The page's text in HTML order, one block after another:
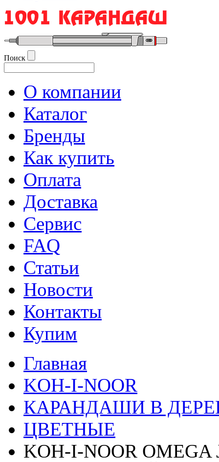
Поиск
О компании
Каталог
Бренды
Как купить
Оплата
Доставка
Сервис
FAQ
Статьи
Новости
Контакты
Купим
Главная
KOH-I-NOOR
КАРАНДАШИ В
ЦВЕТНЫЕ
KOH-I-NOOR OMEGA